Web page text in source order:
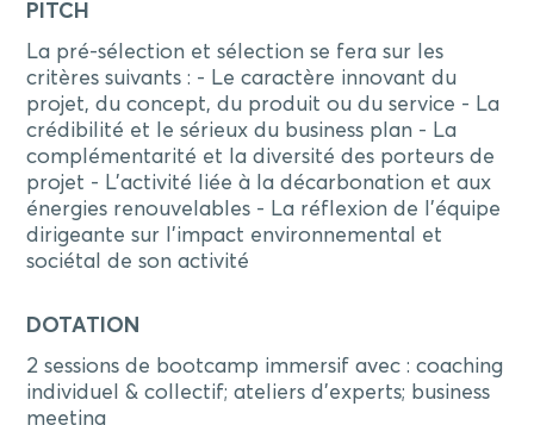
PITCH
La pré-sélection et sélection se fera sur les
critères suivants : - Le caractère innovant du
projet, du concept, du produit ou du service - La
crédibilité et le sérieux du business plan - La
complémentarité et la diversité des porteurs de
projet - L’activité liée à la décarbonation et aux
énergies renouvelables - La réflexion de l’équipe
dirigeante sur l’impact environnemental et
sociétal de son activité
DOTATION
2 sessions de bootcamp immersif avec : coaching
individuel & collectif; ateliers d'experts; business
meeting